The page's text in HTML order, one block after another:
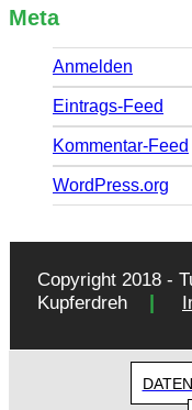
Meta
Anmelden
Eintrags-Feed
Kommentar-Feed
WordPress.org
Copyright 2018 -
Kupferdreh
|